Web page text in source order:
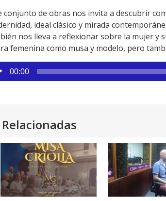
conjunto de obras nos invita a descubrir
ideal clásico y mirada
nos lleva a reflexionar sobre la mujer y
femenina como musa y modelo, pero
00:00
Relacionadas